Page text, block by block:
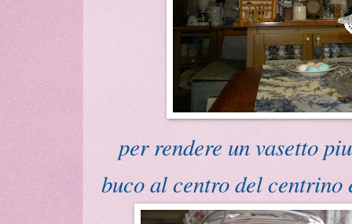
per rendere un vasetto
buco al centro del